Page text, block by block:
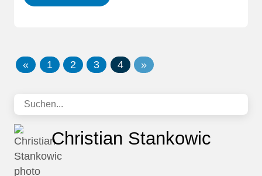
« 1 2 3 4 »
Christian Stankowic